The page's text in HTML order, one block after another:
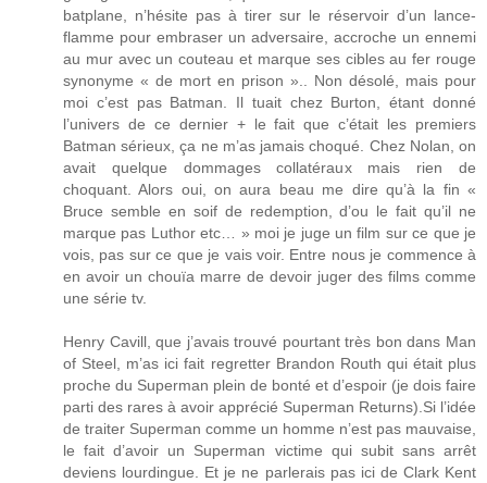
batplane, n’hésite pas à tirer sur le réservoir d’un lance-
flamme pour embraser un adversaire, accroche un ennemi
au mur avec un couteau et marque ses cibles au fer rouge
synonyme « de mort en prison ».. Non désolé, mais pour
moi c’est pas Batman. Il tuait chez Burton, étant donné
l’univers de ce dernier + le fait que c’était les premiers
Batman sérieux, ça ne m’as jamais choqué. Chez Nolan, on
avait quelque dommages collatéraux mais rien de
choquant. Alors oui, on aura beau me dire qu’à la fin «
Bruce semble en soif de redemption, d’ou le fait qu’il ne
marque pas Luthor etc… » moi je juge un film sur ce que je
vois, pas sur ce que je vais voir. Entre nous je commence à
en avoir un chouïa marre de devoir juger des films comme
une série tv.
Henry Cavill, que j’avais trouvé pourtant très bon dans Man
of Steel, m’as ici fait regretter Brandon Routh qui était plus
proche du Superman plein de bonté et d’espoir (je dois faire
parti des rares à avoir apprécié Superman Returns).Si l’idée
de traiter Superman comme un homme n’est pas mauvaise,
le fait d’avoir un Superman victime qui subit sans arrêt
deviens lourdingue. Et je ne parlerais pas ici de Clark Kent